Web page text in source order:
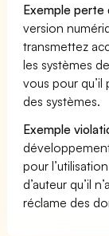
Exemple perte
version
transmettez
les systèmes
vous pour
des systèmes.
Exemple
pour
d’auteur qu’il
réclame des